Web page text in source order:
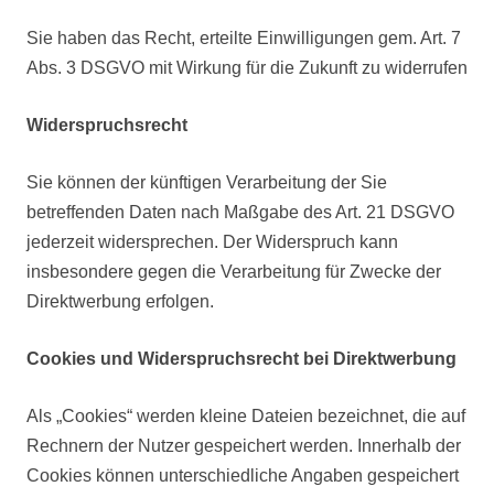
Sie haben das Recht, erteilte Einwilligungen gem. Art. 7
Abs. 3 DSGVO mit Wirkung für die Zukunft zu widerrufen
Widerspruchsrecht
Sie können der künftigen Verarbeitung der Sie
betreffenden Daten nach Maßgabe des Art. 21 DSGVO
jederzeit widersprechen. Der Widerspruch kann
insbesondere gegen die Verarbeitung für Zwecke der
Direktwerbung erfolgen.
Cookies und Widerspruchsrecht bei Direktwerbung
Als „Cookies“ werden kleine Dateien bezeichnet, die auf
Rechnern der Nutzer gespeichert werden. Innerhalb der
Cookies können unterschiedliche Angaben gespeichert